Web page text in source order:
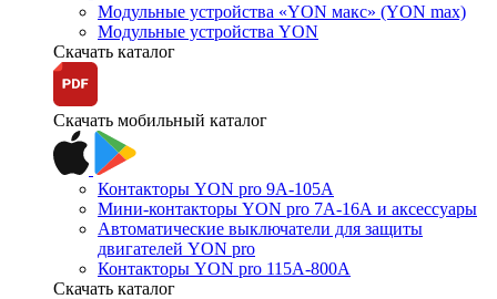
Модульные устройства «YON макс» (YON max)
Модульные устройства YON
Скачать каталог
Скачать мобильный каталог
Контакторы YON pro 9А-105А
Мини-контакторы YON pro 7А-16А и аксессуары
Автоматические выключатели для защиты
двигателей YON pro
Контакторы YON pro 115А-800А
Скачать каталог